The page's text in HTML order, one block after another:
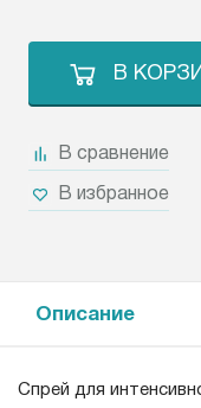
В
В сравнение
В избранное
Описание
Спрей для